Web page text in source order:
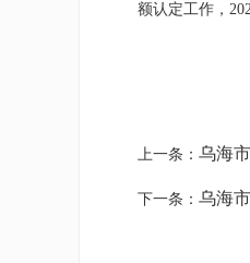
额认定工作，
上一条： 乌海
下一条： 乌海